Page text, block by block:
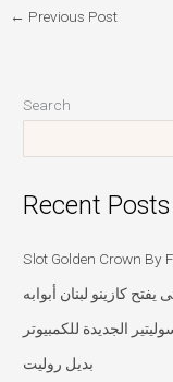
← Previous Post
Search
Recent Posts
Slot Golden Crown By
الجديدة للكمبيوتر
بديل روليت